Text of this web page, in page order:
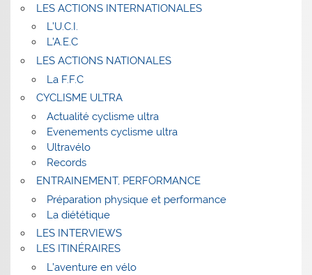
LES ACTIONS INTERNATIONALES
L’U.C.I.
L’A.E.C
LES ACTIONS NATIONALES
La F.F.C
CYCLISME ULTRA
Actualité cyclisme ultra
Evenements cyclisme ultra
Ultravélo
Records
ENTRAINEMENT, PERFORMANCE
Préparation physique et performance
La diététique
LES INTERVIEWS
LES ITINÉRAIRES
L’aventure en vélo